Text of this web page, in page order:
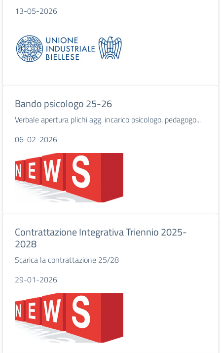
13-05-2026
Bando psicologo 25-26
Verbale apertura plichi agg. incarico psicologo, pedagogo...
06-02-2026
Contrattazione Integrativa Triennio 2025-
2028
Scarica la contrattazione 25/28
29-01-2026